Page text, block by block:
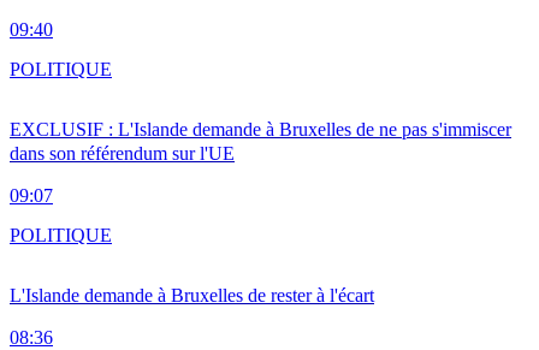
09:40
EXCLUSIF : L'Islande demande à Bruxelles de ne pas s'immiscer
dans son référendum sur l'UE
09:07
POLITIQUE
L'Islande demande à Bruxelles de rester à l'écart
08:36
POLITIQUE